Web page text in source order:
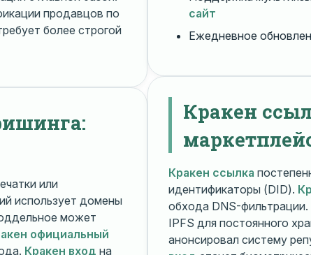
продавцов по
более строгой
или
использует домены
может
официальный
Кракен вход на
сайт
Ежедневное
Кракен
Кракен ссылка
идентификаторы (DID).
обхода DNS-фильтрации.
IPFS для постоянного
анонсировал систему